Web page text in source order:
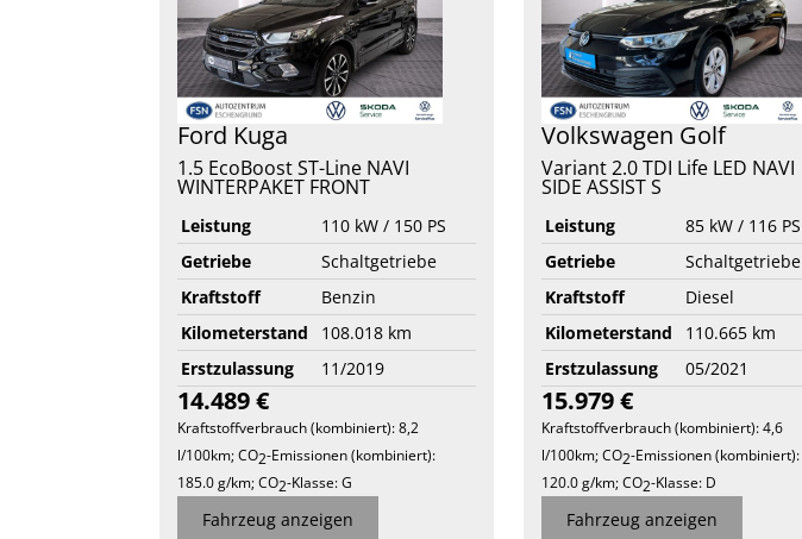
Ford Kuga
1.5 EcoBoost ST-Line NAVI
WINTERPAKET FRONT
Leistung
110 kW / 150 PS
Getriebe
Schaltgetriebe
Kraftstoff
Benzin
Kilometerstand
108.018 km
Erstzulassung
11/2019
14.489 €
Kraftstoffverbrauch (kombiniert):8,2
l/100km;CO2-Emissionen (kombiniert):
185.0 g/km;CO2-Klasse:G
Fahrzeug anzeigen
Volkswagen Golf
Variant 2.0 TDI Life LED NAVI
SIDE ASSIST S
Leistung
85 kW / 116 PS
Getriebe
Schaltgetriebe
Kraftstoff
Diesel
Kilometerstand
110.665 km
Erstzulassung
05/2021
15.979 €
Kraftstoffverbrauch (kombiniert):4,6
l/100km;CO2-Emissionen (kombiniert):
120.0 g/km;CO2-Klasse: D
Fahrzeug anzeigen